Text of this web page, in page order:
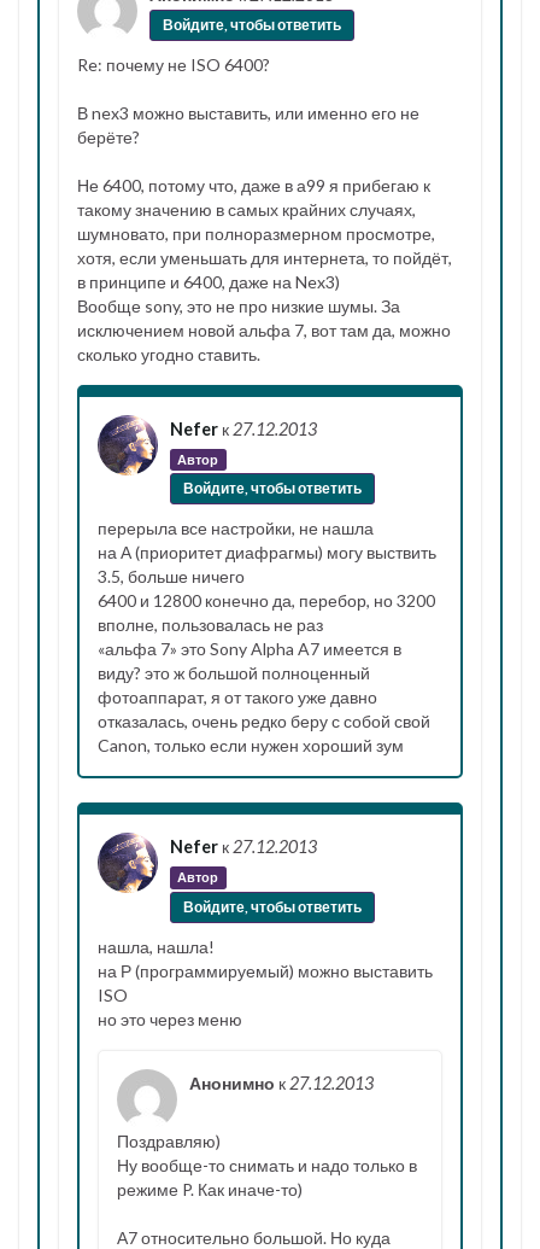
Войдите, чтобы ответить
Re: почему не ISO 6400?
В nex3 можно выставить, или именно его не
берёте?
Не 6400, потому что, даже в а99 я прибегаю к
такому значению в самых крайних случаях,
шумновато, при полноразмерном просмотре,
хотя, если уменьшать для интернета, то пойдёт,
в принципе и 6400, даже на Nex3)
Вообще sony, это не про низкие шумы. За
исключением новой альфа 7, вот там да, можно
сколько угодно ставить.
Nefer к 27.12.2013
Автор
Войдите, чтобы ответить
перерыла все настройки, не нашла
на А (приоритет диафрагмы) могу выствить
3.5, больше ничего
6400 и 12800 конечно да, перебор, но 3200
вполне, пользовалась не раз
«альфа 7» это Sony Alpha A7 имеется в
виду? это ж большой полноценный
фотоаппарат, я от такого уже давно
отказалась, очень редко беру с собой свой
Canon, только если нужен хороший зум
Nefer к27.12.2013
Автор
Войдите, чтобы ответить
нашла, нашла!
на Р (программируемый) можно выставить
ISO
но это через меню
Анонимно к 27.12.2013
Поздравляю)
Ну вообще-то снимать и надо только в
режиме P. Как иначе-то)
А7 относительно большой. Но куда